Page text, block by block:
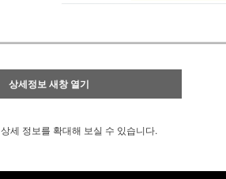
상세정보 새창 열기
상세 정보를 확대해 보실 수 있습니다.